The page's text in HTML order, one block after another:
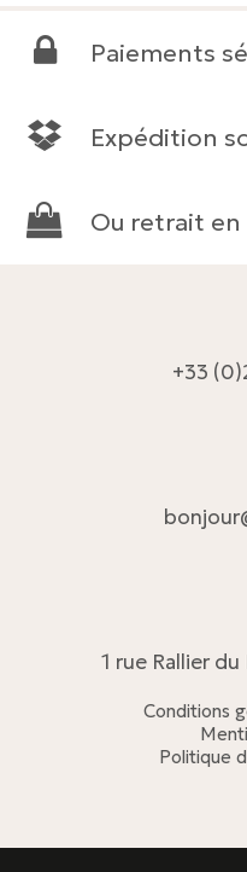
Paiements
Expédition
Ou retrait
+33
1 rue Rallier
Conditions
Politique